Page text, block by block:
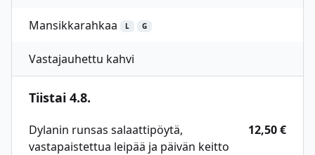
Mansikkarahkaa L G
Vastajauhettu kahvi
Tiistai 4.8.
Dylanin runsas salaattipöytä,
vastapaistettua leipää ja päivän keitto
12,50 €